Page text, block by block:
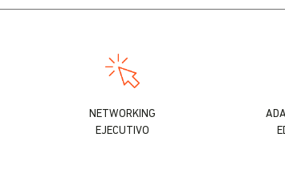
NETWORKING
EJECUTIVO